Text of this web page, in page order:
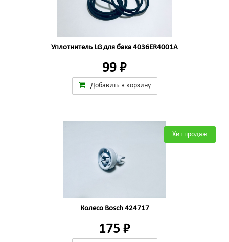
Уплотнитель LG для бака 4036ER4001A
99 ₽
Добавить в корзину
Хит продаж
Колесо Bosch 424717
175 ₽